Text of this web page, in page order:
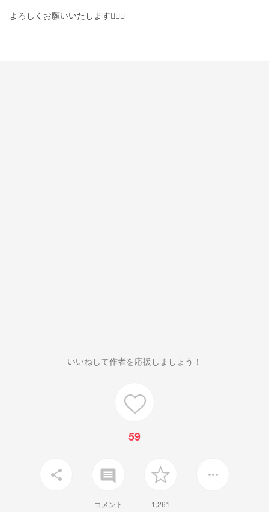
よろしくお願いいたします🙇🏻‍♀️
いいねして作者を応援しましょう！
59
share insert_comment
コメント 1,261
more_horiz